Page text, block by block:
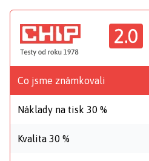
2.0
Co jsme známkovali
Náklady na tisk 30 %
Kvalita 30 %